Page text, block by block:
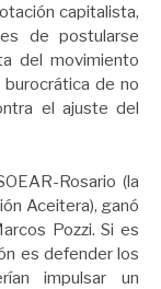
capitalista,
de postularse
del movimiento
de no
el ajuste del
Rosario (la
Aceitera), ganó
Pozzi. Si es
es defender los
impulsar un